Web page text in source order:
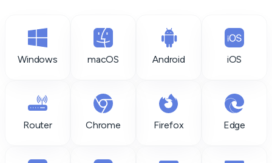
Windows macOS Android iOS
Router Chrome Firefox Edge